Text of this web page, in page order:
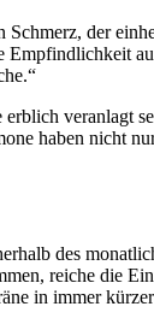
der
veranlagt
haben nicht
des
reiche die
in immer